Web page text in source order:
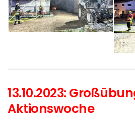
13.10.2023:
Aktionswoche